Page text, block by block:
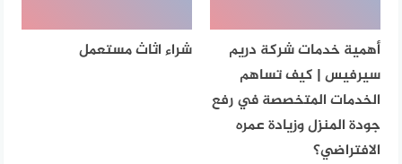
أهمية خدمات شركة دريم
سيرفيس | كيف تساهم
الخدمات المتخصصة في رفع
جودة المنزل وزيادة عمره
الافتراضي؟
شراء اثاث مستعمل